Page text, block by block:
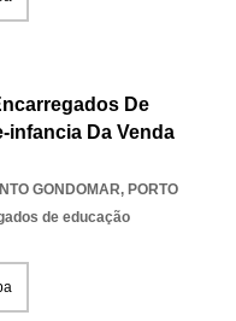
De
infancia Da Venda
GONDOMAR, PORTO
de educação